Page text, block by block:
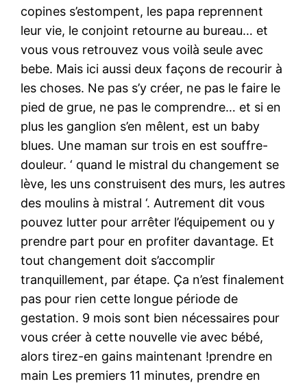
copines s’estompent, les papa reprennent
leur vie, le conjoint retourne au bureau… et
vous vous retrouvez vous voilà seule avec
bebe. Mais ici aussi deux façons de recourir à
les choses. Ne pas s’y créer, ne pas le faire le
pied de grue, ne pas le comprendre… et si en
plus les ganglion s’en mêlent, est un baby
blues. Une maman sur trois en est souffre-
douleur. ‘ quand le mistral du changement se
lève, les uns construisent des murs, les autres
des moulins à mistral ‘. Autrement dit vous
pouvez lutter pour arrêter l’équipement ou y
prendre part pour en profiter davantage. Et
tout changement doit s’accomplir
tranquillement, par étape. Ça n’est finalement
pas pour rien cette longue période de
gestation. 9 mois sont bien nécessaires pour
vous créer à cette nouvelle vie avec bébé,
alors tirez-en gains maintenant !prendre en
main Les premiers 11 minutes, prendre en